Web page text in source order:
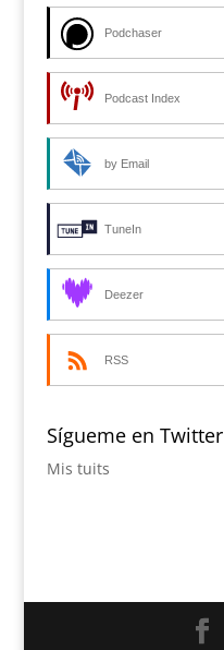
Podchaser
Podcast Index
by Email
TuneIn
Deezer
RSS
Sígueme en Twitter
Mis tuits